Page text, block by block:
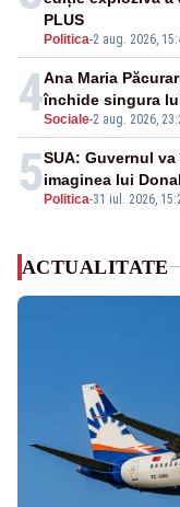
Politica-2 aug. 2026,
PLUS
4Sociale-2 aug. 2026,
Ana Maria
închide singura
5Politica-31 iul. 2026,
SUA: Guvernul
imaginea lui
ACTUALITATE